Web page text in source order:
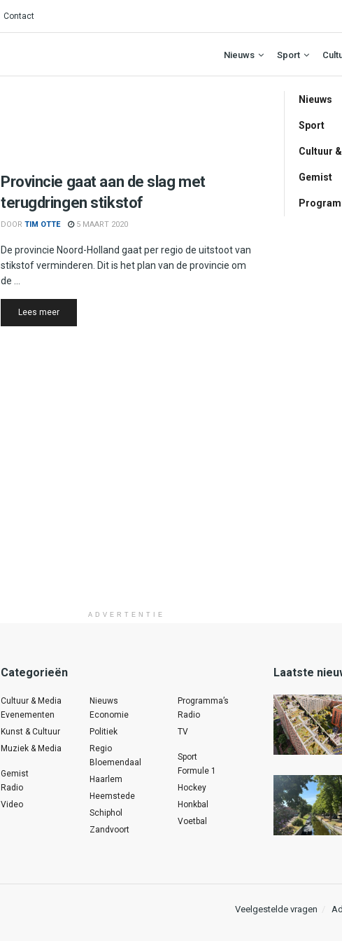
Contact
Nieuws Sport
Provincie gaat aan de slag met
terugdringen stikstof
DOOR TIM OTTE 5 MAART 2020
De provincie Noord-Holland gaat per regio de uitstoot van
stikstof verminderen. Dit is het plan van de provincie om
de ...
Lees meerDetails
Nieuws
Sport
Cultuur
Gemist
ADVERTENTIE
Categorieën
Cultuur & Media
Evenementen
Kunst & Cultuur
Muziek & Media
Gemist
Radio
Video
Nieuws
Economie
Politiek
Regio
Bloemendaal
Haarlem
Heemstede
Schiphol
Zandvoort
Programma’s
Radio
TV
Sport
Formule 1
Hockey
Honkbal
Voetbal
Laatste
Veelgestelde vragen